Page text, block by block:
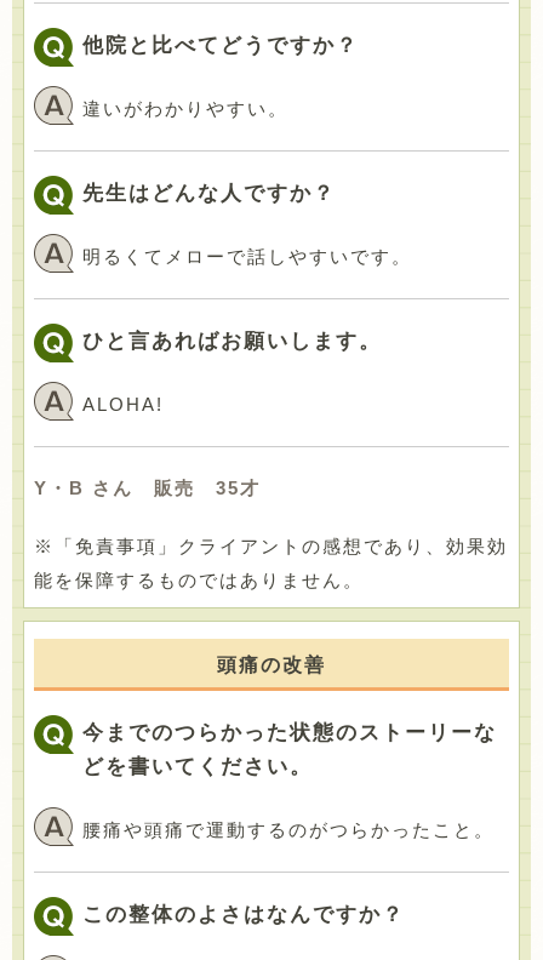
他院と比べてどうですか？
違いがわかりやすい。
先生はどんな人ですか？
明るくてメローで話しやすいです。
ひと言あればお願いします。
ALOHA!
Y・B さん 販売 35才
※「免責事項」クライアントの感想であり、効果効
能を保障するものではありません。
頭痛の改善
今までのつらかった状態のストーリーな
どを書いてください。
腰痛や頭痛で運動するのがつらかったこと。
この整体のよさはなんですか？